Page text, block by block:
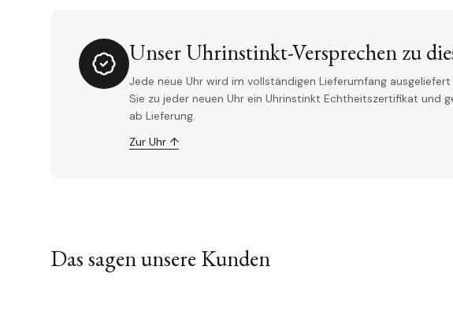
Unser Uhrinstinkt-Versprechen zu
Jede neue Uhr wird im vollständigen Lieferumfang
Sie zu jeder neuen Uhr ein Uhrinstinkt Echtheitszertifikat und
ab Lieferung.
Zur Uhr ↑
Das sagen unsere Kunden